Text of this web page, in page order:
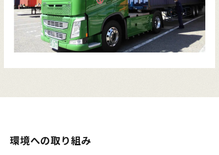
環境への取り組み